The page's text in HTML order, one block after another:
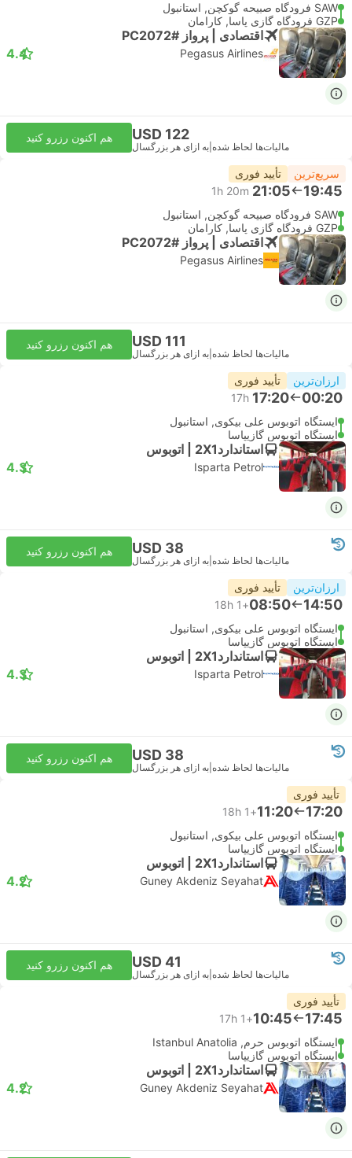
SAW فرودگاه صبیحه گوکچن, استانبول
GZP فرودگاه گازی پاسا, کارامان
اقتصادی | پرواز #PC2072
Pegasus Airlines
4.4
USD 122
مالیات‌ها لحاظ شده به ازای هر بزرگسال
هم اکنون رزرو کنید
سریع‌ترین تأیید فوری
19:45
21:05
1h 20m
SAW فرودگاه صبیحه گوکچن, استانبول
GZP فرودگاه گازی پاسا, کارامان
اقتصادی | پرواز #PC2072
Pegasus Airlines
USD 111
مالیات‌ها لحاظ شده به ازای هر بزرگسال
هم اکنون رزرو کنید
ارزان‌ترین تأیید فوری
00:20
17:20
17h
ایستگاه اتوبوس علی بیکوی, استانبول
ایستگاه اتوبوس گازیپاسا
استاندارد2X1 | اتوبوس
Isparta Petrol
4.3
USD 38
مالیات‌ها لحاظ شده به ازای هر بزرگسال
هم اکنون رزرو کنید
ارزان‌ترین تأیید فوری
14:50
08:50
+1
18h
ایستگاه اتوبوس علی بیکوی, استانبول
ایستگاه اتوبوس گازیپاسا
استاندارد2X1 | اتوبوس
Isparta Petrol
4.3
USD 38
مالیات‌ها لحاظ شده به ازای هر بزرگسال
هم اکنون رزرو کنید
تأیید فوری
17:20
11:20
+1
18h
ایستگاه اتوبوس علی بیکوی, استانبول
ایستگاه اتوبوس گازیپاسا
استاندارد2X1 | اتوبوس
Guney Akdeniz Seyahat
4.2
USD 41
مالیات‌ها لحاظ شده به ازای هر بزرگسال
هم اکنون رزرو کنید
تأیید فوری
17:45
10:45
+1
17h
ایستگاه اتوبوس حرم, Istanbul Anatolia
ایستگاه اتوبوس گازیپاسا
استاندارد2X1 | اتوبوس
Guney Akdeniz Seyahat
4.2